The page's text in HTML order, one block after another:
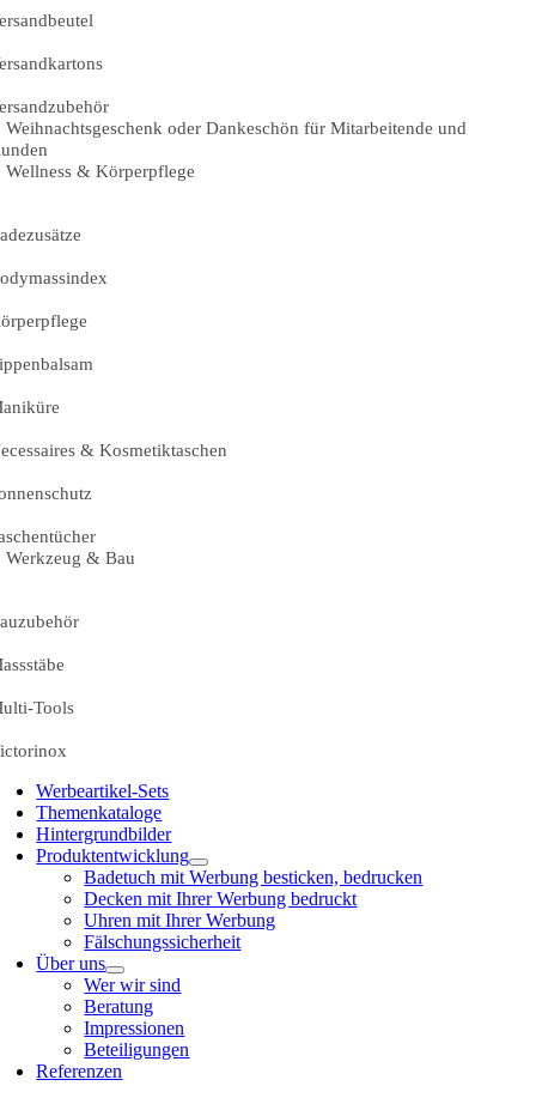
Weihnachtsgeschenk oder Dankeschön für Mitarbeitende und
Wellness & Körperpflege
& Kosmetiktaschen
Werkzeug & Bau
Tools
Werbeartikel-Sets
Themenkataloge
Hintergrundbilder
Produktentwicklung
Badetuch mit Werbung besticken, bedrucken
Decken mit Ihrer Werbung bedruckt
Uhren mit Ihrer Werbung
Fälschungssicherheit
Über uns
Wer wir sind
Beratung
Impressionen
Beteiligungen
Referenzen